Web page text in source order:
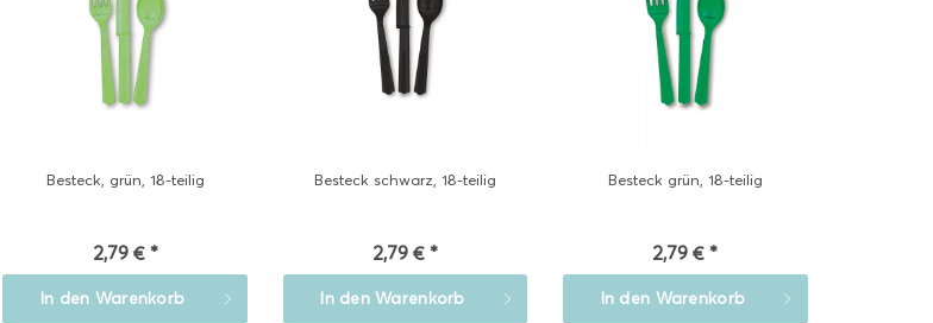
Besteck, grün, 18-teilig
2,79 € *
In den Warenkorb
Besteck schwarz, 18-teilig
2,79 € *
In den Warenkorb
Besteck grün, 18-teilig
2,79 € *
In den Warenkorb